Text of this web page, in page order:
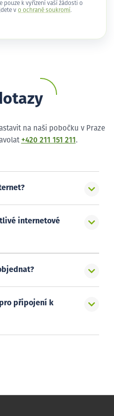
pouze k vyřízení vaší žádosti o
v o ochraně soukromí .
na naši pobočku v Praze
+420 211 151 211 .
internetové
připojení k